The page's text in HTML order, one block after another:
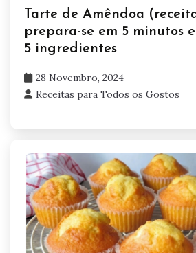
Tarte de Amêndoa
prepara-se em 5 minutos
5 ingredientes
28 Novembro, 2024
Receitas para Todos os Gostos